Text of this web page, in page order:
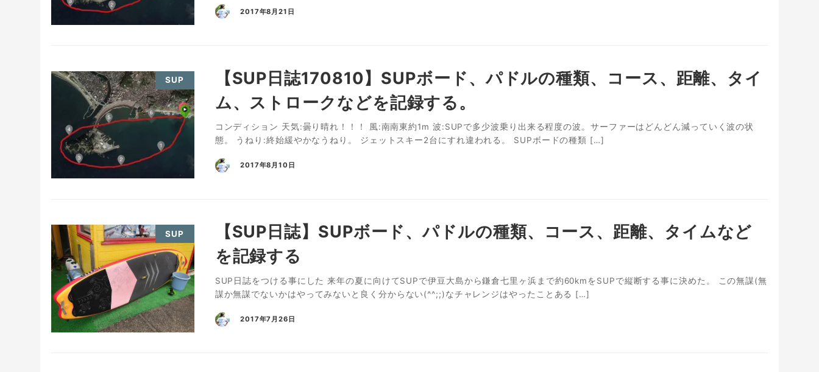
2017年8月21日
SUP
【SUP日誌170810】SUPボード、パドルの種類、コース、距離、タイ
ム、ストロークなどを記録する。
コンディション 天気:曇り晴れ！！！ 風:南南東約1m 波:SUPで多少波乗り出来る程度の波。サーファーはどんどん減っていく波の状
態。 うねり:終始緩やかなうねり。 ジェットスキー2台にすれ違われる。 SUPボードの種類 […]
2017年8月10日
SUP
【SUP日誌】SUPボード、パドルの種類、コース、距離、タイムなど
を記録する
SUP日誌をつける事にした 来年の夏に向けてSUPで伊豆大島から鎌倉七里ヶ浜まで約60kmをSUPで縦断する事に決めた。 この無謀(無
謀か無謀でないかはやってみないと良く分からない(^^;;)なチャレンジはやったことある […]
2017年7月26日